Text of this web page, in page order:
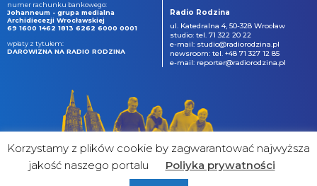
numer rachunku bankowego:
Johanneum - grupa medialna
Archidiecezji Wrocławskiej
69 1600 1462 1813 6262 6000 0001
wpłaty z tytułem:
DAROWIZNA NA RADIO RODZINA
Radio Rodzina
ul. Katedralna 4, 50-328 Wrocław
studio: tel. 71 322 20 22
e-mail: studio@radiorodzina.pl
newsroom: tel. +48 71 327 12 85
e-mail: reporter@radiorodzina.pl
Korzystamy z plików cookie by zagwarantować najwyższa
jakość naszego portalu
Poliyka prywatności